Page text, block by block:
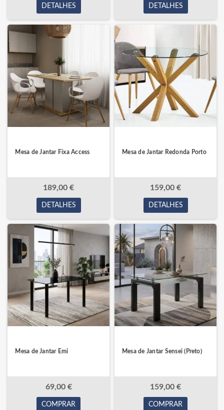
DETALHES DETALHES
Mesa de Jantar Fixa Access
189,00 €
DETALHES
Mesa de Jantar Redonda Porto
159,00 €
DETALHES
Mesa de Jantar Emi
69,00 €
COMPRAR
Mesa de Jantar Sensei (Preto)
159,00 €
COMPRAR